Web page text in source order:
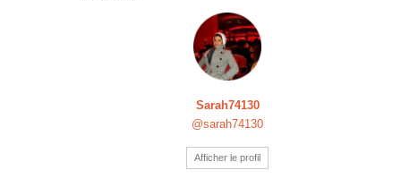
Sarah74130
@sarah74130
Afficher le profil